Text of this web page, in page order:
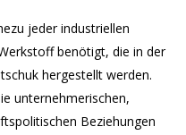
jeder industriellen
benötigt, die in der
hergestellt werden.
unternehmerischen,
Beziehungen